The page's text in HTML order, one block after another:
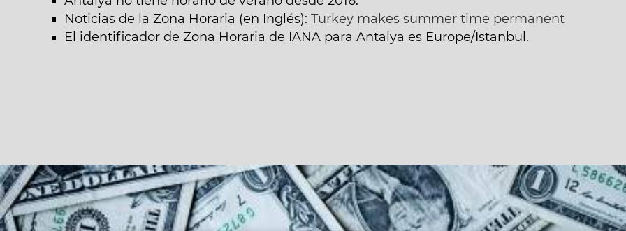
Noticias de la Zona Horaria (en Inglés):Turkey makes summer time permanent
El identificador de Zona Horaria de IANA para Antalya es Europe/Istanbul.